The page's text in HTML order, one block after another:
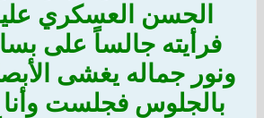
الحسن العسكري
فرأيته جالساً على
ونور جماله يغشى
بالجلوس فجلست وأنا